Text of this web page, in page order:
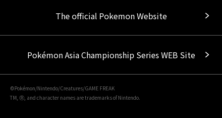
The official Pokemon Website
Pokémon Asia Championship Series WEB Site
©Pokémon/Nintendo/Creatures/GAME FREAK
TM, Ⓡ, and character names are trademarks of Nintendo.